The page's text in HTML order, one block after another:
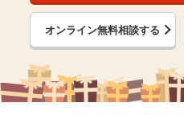
オンライン無料相談する